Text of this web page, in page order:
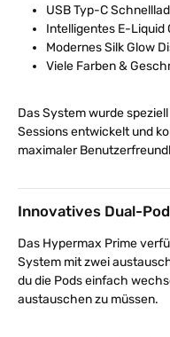
USB Typ-C
Intelligentes E-Liquid
Modernes Silk Glow
Viele Farben &
Das System wurde
Sessions entwickelt und
maximaler
Innovatives Dual-
Das Hypermax Prime
System mit zwei
du die Pods einfach
austauschen zu müssen.